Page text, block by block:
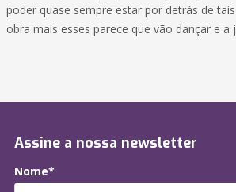
poder quase sempre estar por detrás de
obra mais esses parece que vão dançar e a
Assine a nossa newsletter
Nome*